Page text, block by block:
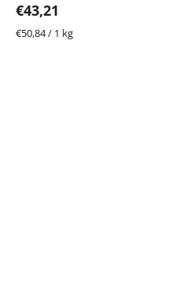
€43,21
Jednotková
€50,84 / 1 kg